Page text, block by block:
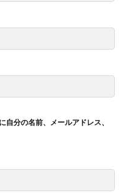
自分の名前、メールアドレス、